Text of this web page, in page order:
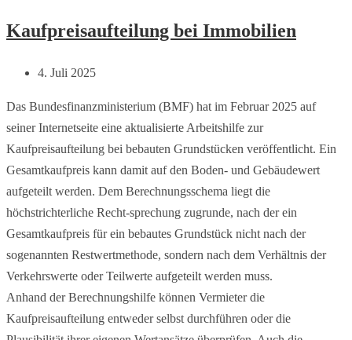
Kaufpreisaufteilung bei Immobilien
4. Juli 2025
Das Bundesfinanzministerium (BMF) hat im Februar 2025 auf
seiner Internetseite eine aktualisierte Arbeitshilfe zur
Kaufpreisaufteilung bei bebauten Grundstücken veröffentlicht. Ein
Gesamtkaufpreis kann damit auf den Boden- und Gebäudewert
aufgeteilt werden. Dem Berechnungsschema liegt die
höchstrichterliche Recht-sprechung zugrunde, nach der ein
Gesamtkaufpreis für ein bebautes Grundstück nicht nach der
sogenannten Restwertmethode, sondern nach dem Verhältnis der
Verkehrswerte oder Teilwerte aufgeteilt werden muss.
Anhand der Berechnungshilfe können Vermieter die
Kaufpreisaufteilung entweder selbst durchführen oder die